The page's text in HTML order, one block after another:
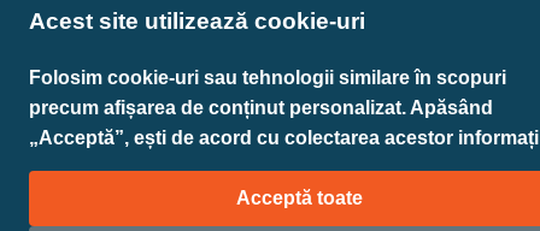
Acest site utilizează cookie-uri
Folosim cookie-uri sau tehnologii similare în scopuri
precum afișarea de conținut personalizat. Apăsând
„Acceptă”, ești de acord cu colectarea acestor
Acceptă toate